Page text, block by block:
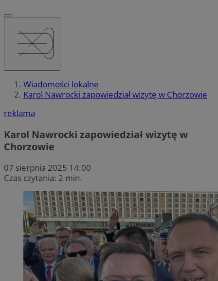
Wiadomości lokalne
Karol Nawrocki zapowiedział wizytę w Chorzowie
reklama
Karol Nawrocki zapowiedział wizytę w
Chorzowie
07 sierpnia 2025 14:00
Czas czytania: 2 min.